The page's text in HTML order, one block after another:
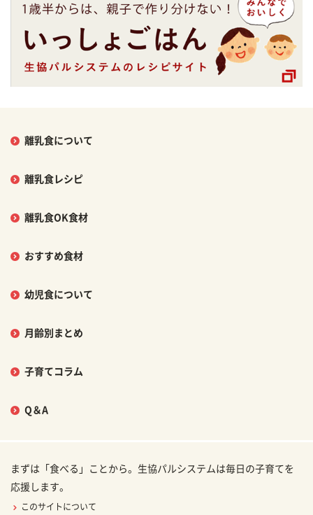
離乳食について
離乳食レシピ
離乳食OK食材
おすすめ食材
幼児食について
月齢別まとめ
子育てコラム
Q＆A
まずは「食べる」ことから。生協パルシステムは毎日の子育てを
応援します。
このサイトについて